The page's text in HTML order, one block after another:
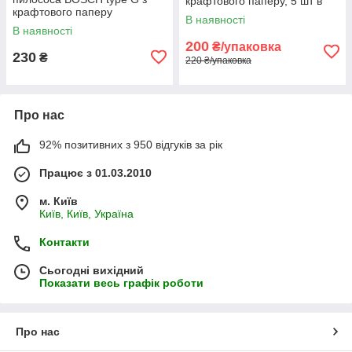
крафтового паперу
В наявності
230 ₴
упак
В наявності
200 ₴/упаковка
220 ₴/упаковка
Про нас
92% позитивних з 950 відгуків за рік
Працює з 01.03.2010
м. Київ
Київ, Київ, Україна
Контакти
Сьогодні вихідний
Показати весь графік роботи
Про нас